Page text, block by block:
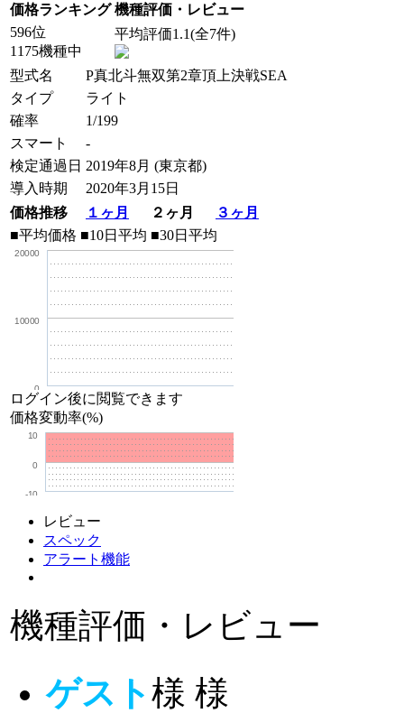
価格ランキング 機種評価・レビュー
596位
1175機種中
平均評価1.1(全7件)
型式名
P真北斗無双第2章頂上決戦SEA
タイプ
ライト
確率
1/199
スマート
-
検定通過日 2019年8月 (東京都)
導入時期
2020年3月15日
価格推移
１ヶ月 ２ヶ月
３ヶ月
■平均価格 ■10日平均 ■30日平均
0
10000
20000
ログイン後に閲覧できます
価格変動率(%)
-10
0
10
レビュー
スペック
アラート機能
機種評価・レビュー
ゲスト様 様